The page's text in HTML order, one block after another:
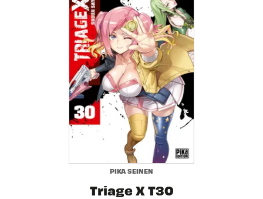
PIKA SEINEN
Triage X T30